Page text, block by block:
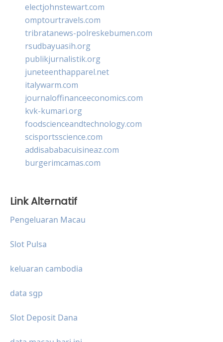
electjohnstewart.com
omptourtravels.com
tribratanews-polreskebumen.com
rsudbayuasih.org
publikjurnalistik.org
juneteenthapparel.net
italywarm.com
journaloffinanceeconomics.com
kvk-kumari.org
foodscienceandtechnology.com
scisportsscience.com
addisababacuisineaz.com
burgerimcamas.com
Link Alternatif
Pengeluaran Macau
Slot Pulsa
keluaran cambodia
data sgp
Slot Deposit Dana